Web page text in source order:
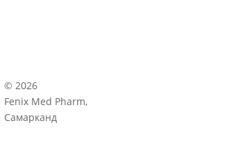
© 2026
Fenix Med Pharm,
Самарканд